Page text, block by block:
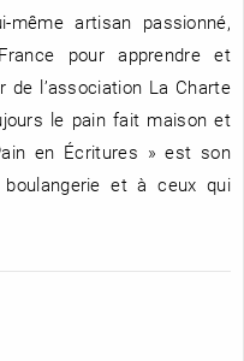
artisan passionné,
pour apprendre et
l’association La Charte
le pain fait maison et
en Écritures » est son
et à ceux qui